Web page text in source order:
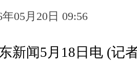
05月20日 09:56
闻5月18日电 (记